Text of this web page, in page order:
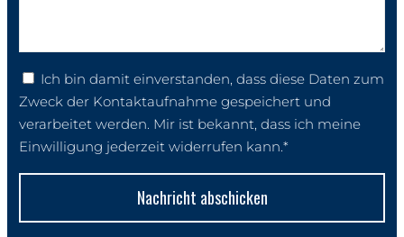
Ich bin damit einverstanden, dass diese Daten zum
Zweck der Kontaktaufnahme gespeichert und
verarbeitet werden. Mir ist bekannt, dass ich meine
Einwilligung jederzeit widerrufen kann.*
Nachricht abschicken